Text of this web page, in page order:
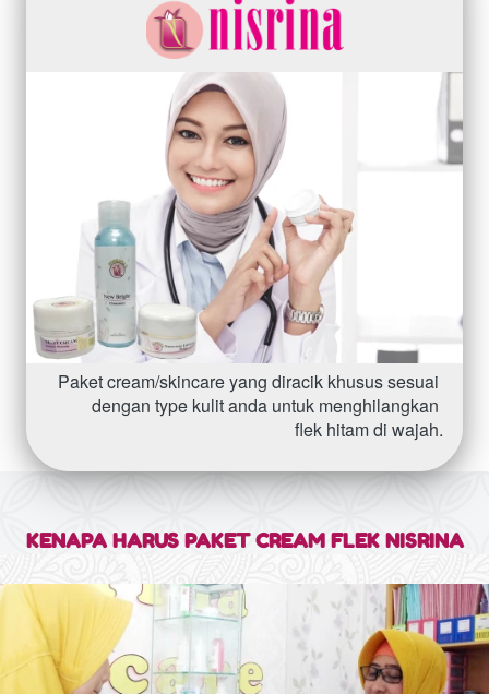
Paket cream/skincare yang diracik khusus sesuai
dengan type kulit anda untuk menghilangkan
flek hitam di wajah.
KENAPA HARUS PAKET CREAM FLEK NISRINA